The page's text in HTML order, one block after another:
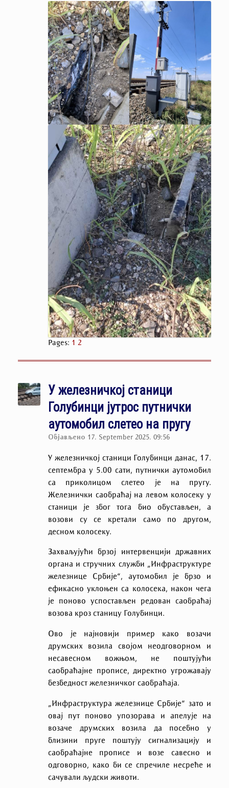
Pages: 1 2
У железничкој станици
Голубинци јутрос путнички
аутомобил слетео на пругу
Објављено 17. September 2025. 09:56
У железничкој станици Голубинци данас, 17.
септембра у 5.00 сати, путнички аутомобил
са приколицом слетео је на пругу.
Железнички саобраћај на левом колосеку у
станици је због тога био обустављен, а
возови су се кретали само по другом,
десном колосеку.
Захваљујући брзој интервенцији државних
органа и стручних служби „Инфраструктуре
железнице Србије“, аутомобил је брзо и
ефикасно уклоњен са колосека, након чега
је поново успостављен редован саобраћај
возова кроз станицу Голубинци.
Ово је најновији пример како возачи
друмских возила својом неодговорном и
несавесном вожњом, не поштујући
саобраћајне прописе, директно угрожавају
безбедност железничког саобраћаја.
„Инфраструктура железнице Србије“ зато и
овај пут поново упозорава и апелује на
возаче друмских возила да посебно у
близини пруге поштују сигнализацију и
саобраћајне прописе и возe савесно и
одговорно, како би се спречиле несреће и
сачували људски животи.